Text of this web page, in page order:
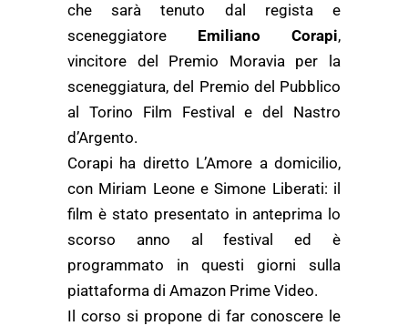
che sarà tenuto dal regista e
sceneggiatore Emiliano Corapi,
vincitore del Premio Moravia per la
sceneggiatura, del Premio del Pubblico
al Torino Film Festival e del Nastro
d’Argento.
Corapi ha diretto L’Amore a domicilio,
con Miriam Leone e Simone Liberati: il
film è stato presentato in anteprima lo
scorso anno al festival ed è
programmato in questi giorni sulla
piattaforma di Amazon Prime Video.
Il corso si propone di far conoscere le